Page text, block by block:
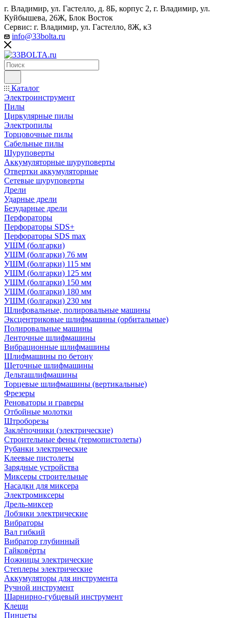
г. Владимир, ул. Гастелло, д. 8Б, корпус 2, г. Владимир, ул. ​
Куйбышева, 26Ж, Блок Восток
Сервис: г. Владимир, ул. Гастелло, 8Ж, к3
info@33bolta.ru
Каталог
Электроинструмент
Пилы
Циркулярные пилы
Электропилы
Торцовочные пилы
Сабельные пилы
Шуруповерты
Аккумуляторные шуруповерты
Отвертки аккумуляторные
Сетевые шуруповерты
Дрели
Ударные дрели
Безударные дрели
Перфораторы
Перфораторы SDS+
Перфораторы SDS max
УШМ (болгарки)
УШМ (болгарки) 76 мм
УШМ (болгарки) 115 мм
УШМ (болгарки) 125 мм
УШМ (болгарки) 150 мм
УШМ (болгарки) 180 мм
УШМ (болгарки) 230 мм
Шлифовальные, полировальные машины
Эксцентриковые шлифмашины (орбитальные)
Полировальные машины
Ленточные шлифмашины
Вибрационные шлифмашины
Шлифмашины по бетону
Щеточные шлифмашины
Дельташлифмашины
Торцевые шлифмашины (вертикальные)
Фрезеры
Реноваторы и граверы
Отбойные молотки
Штроборезы
Заклёпочники (электрические)
Строительные фены (термопистолеты)
Рубанки электрические
Клеевые пистолеты
Зарядные устройства
Миксеры строительные
Насадки для миксера
Электромиксеры
Дрель-миксер
Лобзики электрические
Вибраторы
Вал гибкий
Вибратор глубинный
Гайковёрты
Ножницы электрические
Степлеры электрические
Аккумуляторы для инструмента
Ручной инструмент
Шарнирно-губцевый инструмент
Клещи
Пинцеты